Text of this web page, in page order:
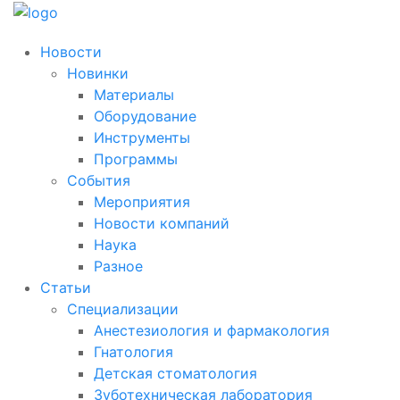
Новости
Новинки
Материалы
Оборудование
Инструменты
Программы
События
Мероприятия
Новости компаний
Наука
Разное
Статьи
Специализации
Анестезиология и фармакология
Гнатология
Детская стоматология
Зуботехническая лаборатория